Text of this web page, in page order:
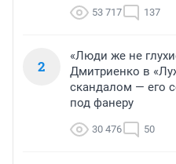
53 717 137
2
«Люди же не
Дмитриенко в
скандалом — его
под фанеру
30 476 50